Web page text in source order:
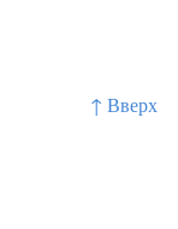
↑ Вверх